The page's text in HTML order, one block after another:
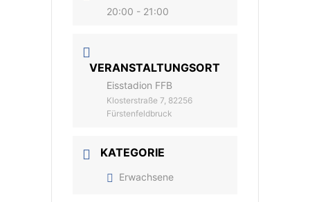
20:00 - 21:00
VERANSTALTUNGSORT
Eisstadion FFB
Klosterstraße 7, 82256
Fürstenfeldbruck
KATEGORIE
Erwachsene